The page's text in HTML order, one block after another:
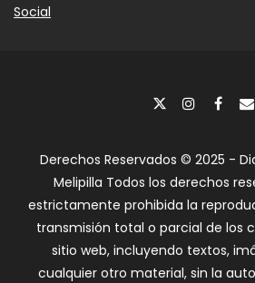
Social
Derechos Reservados © 2025 -
Melipilla Todos los derechos
estrictamente prohibida la
transmisión total o parcial de los
sitio web, incluyendo textos,
cualquier otro material, sin la